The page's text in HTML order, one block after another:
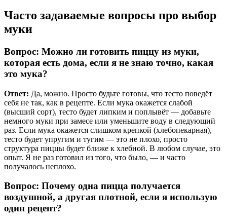
Часто задаваемые вопросы про выбор
муки
Вопрос: Можно ли готовить пиццу из муки,
которая есть дома, если я не знаю точно, какая
это мука?
Ответ: Да, можно. Просто будьте готовы, что тесто поведёт
себя не так, как в рецепте. Если мука окажется слабой
(высший сорт), тесто будет липким и поплывёт — добавьте
немного муки при замесе или уменьшите воду в следующий
раз. Если мука окажется слишком крепкой (хлебопекарная),
тесто будет упругим и тугим — это не плохо, просто
структура пиццы будет ближе к хлебной. В любом случае, это
опыт. Я не раз готовил из того, что было, — и часто
получалось неплохо.
Вопрос: Почему одна пицца получается
воздушной, а другая плотной, если я использую
один рецепт?